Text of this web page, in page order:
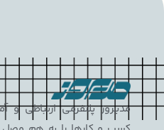
مدیروز پلتفرمی ارتباطی